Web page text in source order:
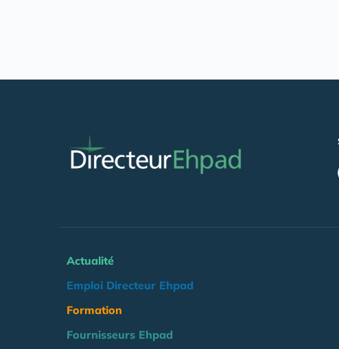
Actualité
Emploi Directeur Ehpad
Formation
Fournisseurs Ehpad